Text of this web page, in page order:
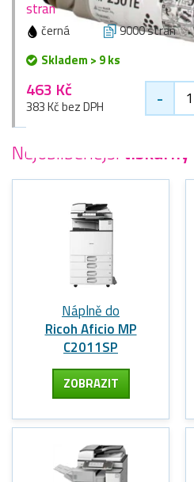
stran
černá 9000 stran
Skladem > 9 ks
463 Kč
383 Kč bez DPH -
Nejoblíbenější tiskárny
Náplně do
Ricoh Aficio MP
C2011SP
ZOBRAZIT